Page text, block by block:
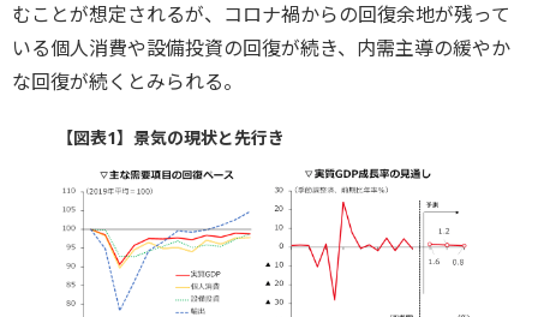
むことが想定されるが、コロナ禍からの回復余地が残って
いる個人消費や設備投資の回復が続き、内需主導の緩やか
な回復が続くとみられる。
【図表1】景気の現状と先行き